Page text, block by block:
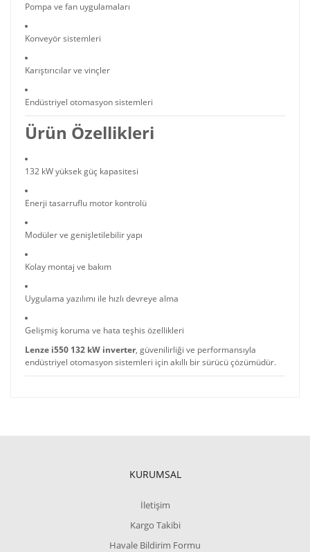
Pompa ve fan uygulamaları
Konveyör sistemleri
Karıştırıcılar ve vinçler
Endüstriyel otomasyon sistemleri
Ürün Özellikleri
132 kW yüksek güç kapasitesi
Enerji tasarruflu motor kontrolü
Modüler ve genişletilebilir yapı
Kolay montaj ve bakım
Uygulama yazılımı ile hızlı devreye alma
Gelişmiş koruma ve hata teşhis özellikleri
Lenze i550 132 kW inverter, güvenilirliği ve performansıyla
endüstriyel otomasyon sistemleri için akıllı bir sürücü çözümüdür.
KURUMSAL
İletişim
Kargo Takibi
Havale Bildirim Formu